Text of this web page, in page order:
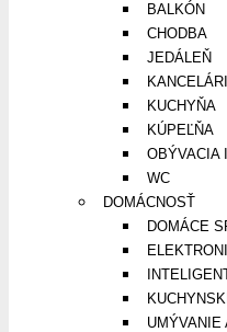
BALKÓN
CHODBA
JEDÁLEŇ
KUCHYŇA
KÚPEĽŇA
OBÝVACIA
WC
DOMÁCNOSŤ
DOMÁCE
UMÝVANIE